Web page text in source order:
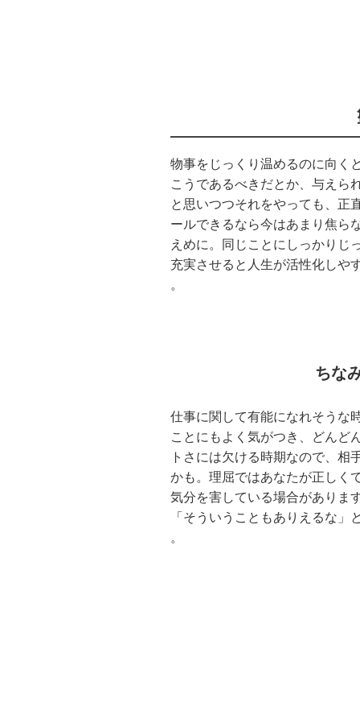
物事をじっくり温めるのに向く
こうであるべきだとか、与えら
と思いつつそれをやっても、正
ールできるなら今はあまり焦ら
えめに。同じことにしっかりじ
充実させると人生が活性化しや
。
ちな
仕事に関して有能になれそうな
ことにもよく気がつき、どんど
トさには欠ける時期なので、相
かも。理屈ではあなたが正しく
気分を害している場合がありま
「そういうこともありえるな
。